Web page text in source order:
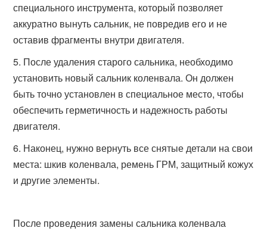
специального инструмента, который позволяет
аккуратно вынуть сальник, не повредив его и не
оставив фрагменты внутри двигателя.
После удаления старого сальника, необходимо
установить новый сальник коленвала. Он должен
быть точно установлен в специальное место, чтобы
обеспечить герметичность и надежность работы
двигателя.
Наконец, нужно вернуть все снятые детали на свои
места: шкив коленвала, ремень ГРМ, защитный кожух
и другие элементы.
После проведения замены сальника коленвала